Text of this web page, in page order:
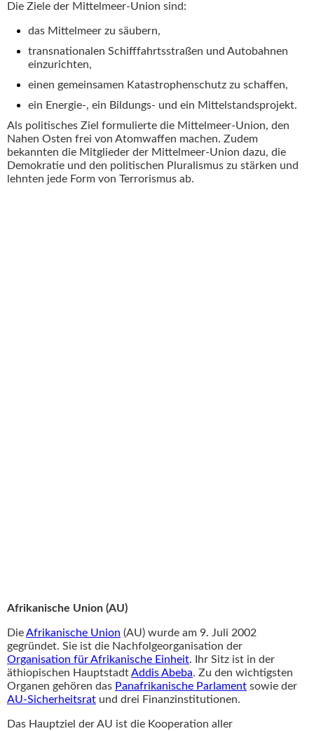
Die Ziele der Mittelmeer-Union sind:
das Mittelmeer zu säubern,
transnationalen Schifffahrtsstraßen und Autobahnen
einzurichten,
einen gemeinsamen Katastrophenschutz zu schaffen,
ein Energie-, ein Bildungs- und ein Mittelstandsprojekt.
Als politisches Ziel formulierte die Mittelmeer-Union, den
Nahen Osten frei von Atomwaffen machen. Zudem
bekannten die Mitglieder der Mittelmeer-Union dazu, die
Demokratie und den politischen Pluralismus zu stärken und
lehnten jede Form von Terrorismus ab.
Afrikanische Union (AU)
DieAfrikanische Union (AU) wurde am 9. Juli 2002
gegründet. Sie ist die Nachfolgeorganisation der
Organisation für Afrikanische Einheit. Ihr Sitz ist in der
äthiopischen HauptstadtAddis Abeba. Zu den wichtigsten
Organen gehören das Panafrikanische Parlament sowie der
AU-Sicherheitsrat und drei Finanzinstitutionen.
Das Hauptziel der AU ist die Kooperation aller